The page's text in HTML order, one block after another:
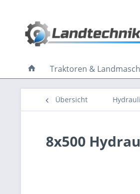
Traktoren &
Übersicht
8x500